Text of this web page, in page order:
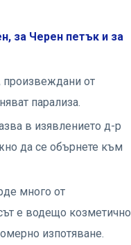
за Черен петък и за
произвеждани от
парализа.
в изявлението д-р
да се обърнете към
много от
е водещо козметично
изпотяване.